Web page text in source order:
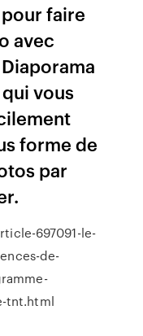
faire
avec
vous
forme de
par
697091-le-
de-
tnt.html